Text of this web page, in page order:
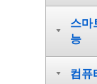
스마
능
컴퓨